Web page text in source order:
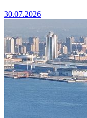
30.07.2026